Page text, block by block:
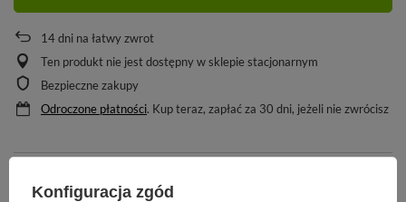
14dni na łatwy zwrot
Ten produkt nie jest dostępny w sklepie stacjonarnym
Bezpieczne zakupy
Odroczone płatności. Kup teraz, zapłać za 30 dni, jeżeli nie zwrócisz
Konfiguracja zgód